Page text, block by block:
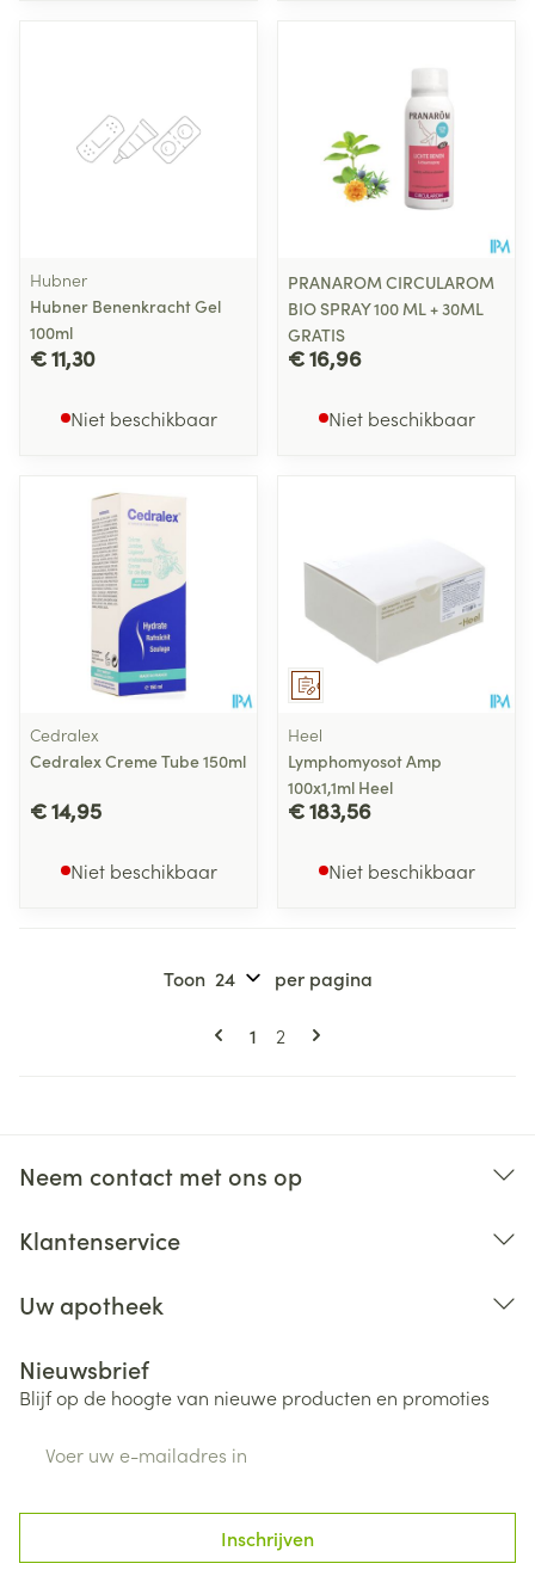
Hubner
Hubner Benenkracht Gel
100ml
€ 11,30
Niet beschikbaar
PRANAROM CIRCULAROM
BIO SPRAY 100 ML + 30ML
GRATIS
€ 16,96
Niet beschikbaar
Cedralex
Cedralex Creme Tube 150ml
€ 14,95
Niet beschikbaar
Op voorschrift
Heel
Lymphomyosot Amp
100x1,1ml Heel
€ 183,56
Niet beschikbaar
Pagina's
U lees momenteel pagina
1 Pagina
2
Toon per pagina
Neem contact met ons op
Klantenservice
Uw apotheek
Nieuwsbrief
Blijf op de hoogte van nieuwe producten en promoties
Inschrijven